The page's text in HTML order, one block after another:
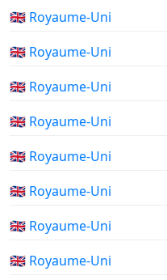
🇬🇧 Royaume-Uni
🇬🇧 Royaume-Uni
🇬🇧 Royaume-Uni
🇬🇧 Royaume-Uni
🇬🇧 Royaume-Uni
🇬🇧 Royaume-Uni
🇬🇧 Royaume-Uni
🇬🇧 Royaume-Uni